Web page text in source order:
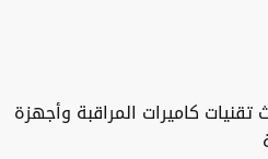
كاميرات المراقبة وأجهزة